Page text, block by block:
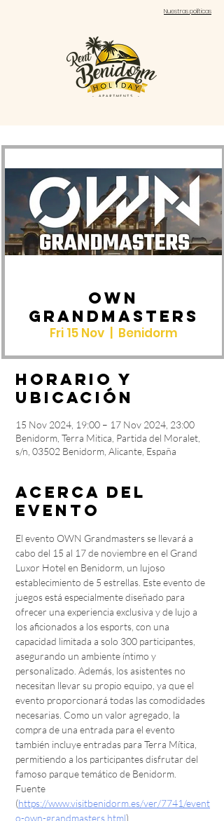
Nuestras políticas
OWN
Grandmasters
Fri 15 Nov
  |
Benidorm
Horario y
ubicación
15 Nov 2024, 19:00 – 17 Nov 2024, 23:00
Benidorm, Terra Mitica, Partida del Moralet,
s/n, 03502 Benidorm, Alicante, España
Acerca del
evento
El evento OWN Grandmasters se llevará a
cabo del 15 al 17 de noviembre en el Grand
Luxor Hotel en Benidorm, un lujoso
establecimiento de 5 estrellas. Este evento de
juegos está especialmente diseñado para
ofrecer una experiencia exclusiva y de lujo a
los aficionados a los esports, con una
capacidad limitada a solo 300 participantes,
asegurando un ambiente íntimo y
personalizado. Además, los asistentes no
necesitan llevar su propio equipo, ya que el
evento proporcionará todas las comodidades
necesarias. Como un valor agregado, la
compra de una entrada para el evento
también incluye entradas para Terra Mítica,
permitiendo a los participantes disfrutar del
famoso parque temático de Benidorm.
Fuente
(https://www.visitbenidorm.es/ver/7741/event
o-own-grandmasters.html)